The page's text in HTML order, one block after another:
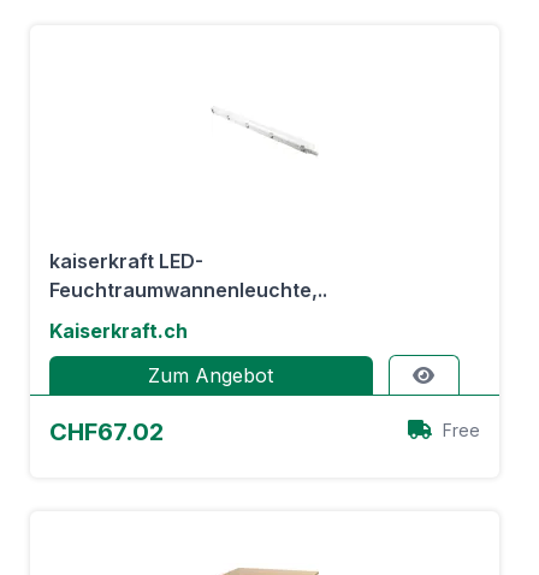
kaiserkraft LED-
Feuchtraumwannenleuchte,..
Kaiserkraft.ch
Zum Angebot
CHF67.02 Free